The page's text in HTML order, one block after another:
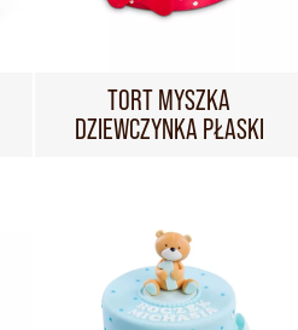
TORT MYSZKA
DZIEWCZYNKA PŁASKI